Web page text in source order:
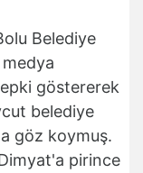
Belediye
göstererek
belediye
göz koymuş.
pirince